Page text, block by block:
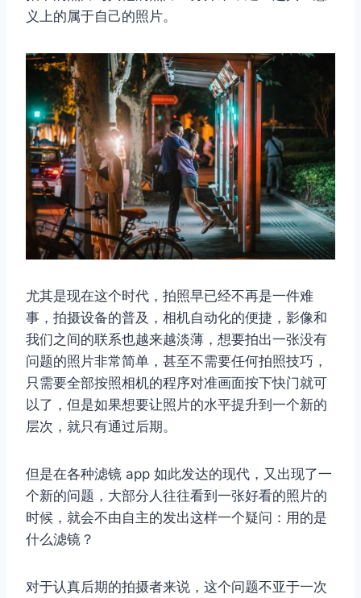
义上的属于自己的照片。
尤其是现在这个时代，拍照早已经不再是一件难
事，拍摄设备的普及，相机自动化的便捷，影像和
我们之间的联系也越来越淡薄，想要拍出一张没有
问题的照片非常简单，甚至不需要任何拍照技巧，
只需要全部按照相机的程序对准画面按下快门就可
以了，但是如果想要让照片的水平提升到一个新的
层次，就只有通过后期。
但是在各种滤镜 app 如此发达的现代，又出现了一
个新的问题，大部分人往往看到一张好看的照片的
时候，就会不由自主的发出这样一个疑问：用的是
什么滤镜？
对于认真后期的拍摄者来说，这个问题不亚于一次